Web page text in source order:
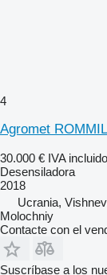
4
Agromet
30.000 € IVA incluido
Desensiladora
2018
Ucrania,
Molochniy
Contacte con el
Suscríbase a los